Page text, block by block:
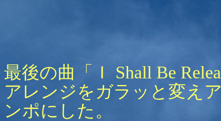
最後の曲「Ｉ Shall Be
アレンジをガラッと変え
ンポにした。